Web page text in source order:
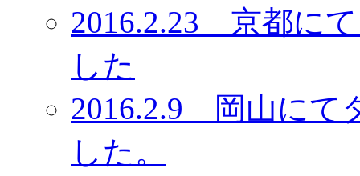
2016.2.23 京都に
した
2016.2.9 岡山にて
した。